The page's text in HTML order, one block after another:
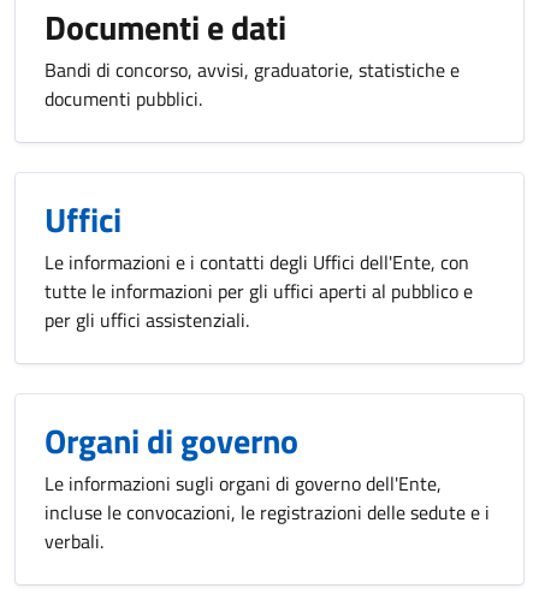
Documenti e dati
Bandi di concorso, avvisi, graduatorie, statistiche e
documenti pubblici.
Uffici
Le informazioni e i contatti degli Uffici dell'Ente, con
tutte le informazioni per gli uffici aperti al pubblico e
per gli uffici assistenziali.
Organi di governo
Le informazioni sugli organi di governo dell'Ente,
incluse le convocazioni, le registrazioni delle sedute e i
verbali.